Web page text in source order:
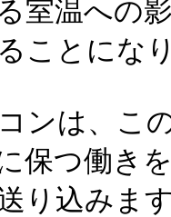
室温への
ことにな
ンは、こ
保つ働き
り込みま